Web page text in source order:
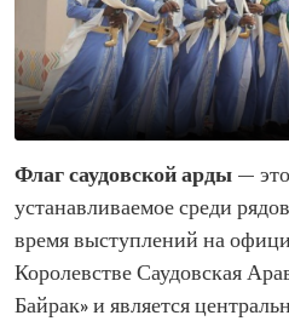
Флаг саудовской арды —
устанавливаемое среди
время выступлений на
Королевстве Саудовская
Байрак» и является